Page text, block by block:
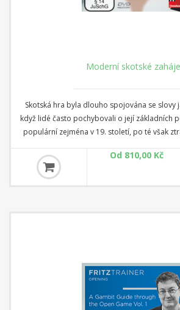
Moderní skotské
Skotská hra byla dlouho spojována se slovy
když lidé často pochybovali o její základních
populární zejména v 19. století, po té však
možnost vyrovnat hru. Také je používána
proti nestárnoucí Španělské. Ve svém prvním
Parimarjan Negi se dívá na poslední revoluci
Od 810,00 Kč